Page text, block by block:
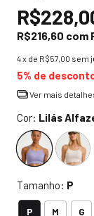
R$216,60 com
4x de R$57,00 sem
5% de
Ver mais
Cor: Lilás
Tamanho: P
P M G